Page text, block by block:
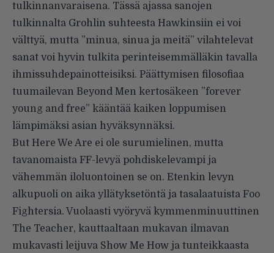
tulkinnanvaraisena. Tässä ajassa sanojen
tulkinnalta Grohlin suhteesta Hawkinsiin ei voi
välttyä, mutta ”minua, sinua ja meitä” vilahtelevat
sanat voi hyvin tulkita perinteisemmälläkin tavalla
ihmissuhdepainotteisiksi. Päättymisen filosofiaa
tuumailevan Beyond Men kertosäkeen ”forever
young and free” kääntää kaiken loppumisen
lämpimäksi asian hyväksynnäksi.
But Here We Are ei ole surumielinen, mutta
tavanomaista FF-levyä pohdiskelevampi ja
vähemmän iloluontoinen se on. Etenkin levyn
alkupuoli on aika yllätyksetöntä ja tasalaatuista Foo
Fightersia. Vuolaasti vyöryvä kymmenminuuttinen
The Teacher, kauttaaltaan mukavan ilmavan
mukavasti leijuva Show Me How ja tunteikkaasta